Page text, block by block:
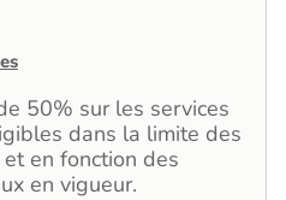
50% sur les services
dans la limite des
en fonction des
en vigueur.